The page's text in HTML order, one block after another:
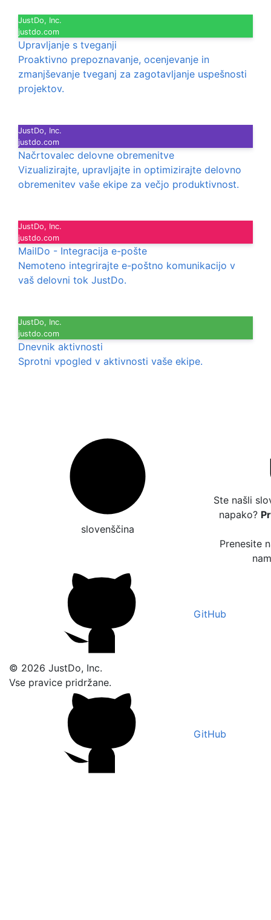
JustDo, Inc.
justdo.com
Upravljanje s tveganji
Proaktivno prepoznavanje, ocenjevanje in
zmanjševanje tveganj za zagotavljanje uspešnosti
projektov.
JustDo, Inc.
justdo.com
Načrtovalec delovne obremenitve
Vizualizirajte, upravljajte in optimizirajte delovno
obremenitev vaše ekipe za večjo produktivnost.
JustDo, Inc.
justdo.com
MailDo - Integracija e-pošte
Nemoteno integrirajte e-poštno komunikacijo v
vaš delovni tok JustDo.
JustDo, Inc.
justdo.com
Dnevnik aktivnosti
Sprotni vpogled v aktivnosti vaše ekipe.
slovenščina
Ste našli
napako?
Prenesite
GitHub
© 2026 JustDo, Inc.
Vse pravice pridržane.
GitHub